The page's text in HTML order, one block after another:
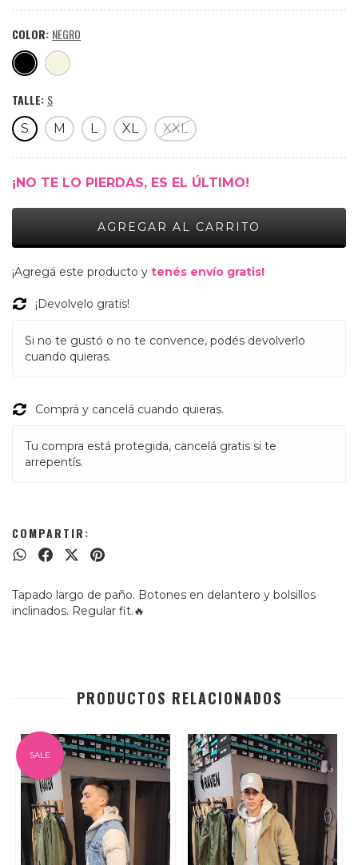
COLOR: NEGRO
TALLE: S
S M L XL XXL
¡NO TE LO PIERDAS, ES EL ÚLTIMO!
¡Agregá este producto y tenés envío gratis!
¡Devolvelo gratis!
Si no te gustó o no te convence, podés devolverlo
cuando quieras.
Comprá y cancelá cuando quieras.
Tu compra está protegida, cancelá gratis si te
arrepentís.
COMPARTIR:
Tapado largo de paño. Botones en delantero y bolsillos
inclinados. Regular fit.🔥
PRODUCTOS RELACIONADOS
SALE